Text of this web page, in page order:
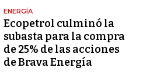
ENERGÍA
Ecopetrol culminó la
subasta para la compra
de 25% de las acciones
de Brava Energía